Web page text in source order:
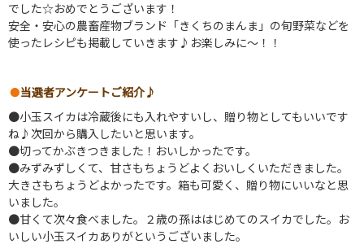
でした☆おめでとうございます！
安全・安心の農畜産物ブランド「きくちのまんま」の旬野菜などを
使ったレシピも掲載していきます♪お楽しみに～！！
当選者アンケートご紹介♪
●小玉スイカは冷蔵後にも入れやすいし、贈り物としてもいいです
ね♪次回から購入したいと思います。
●切ってかぶきつきました！おいしかったです。
●みずみずしくて、甘さもちょうどよくおいしくいただきました。
大きさもちょうどよかったです。箱も可愛く、贈り物にいいなと思
いました。
●甘くて次々食べました。２歳の孫ははじめてのスイカでした。お
いしい小玉スイカありがというございました。